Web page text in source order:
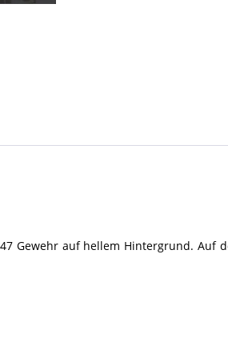
Gewehr auf hellem Hintergrund. Auf